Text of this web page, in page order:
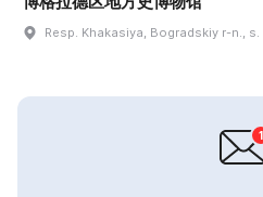
Resp. Khakasiya, Bogradskiy r-n.,